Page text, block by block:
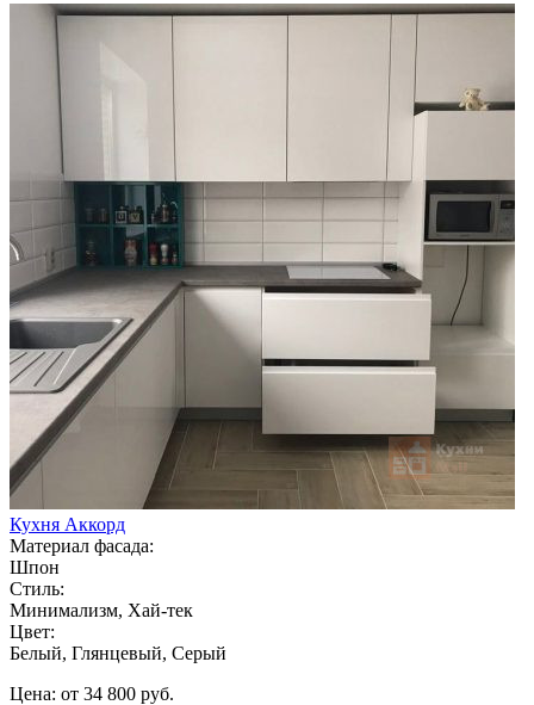
Кухня Аккорд
Материал фасада:
Шпон
Стиль:
Минимализм, Хай-тек
Цвет:
Белый, Глянцевый, Серый
Цена: от 34 800 руб.